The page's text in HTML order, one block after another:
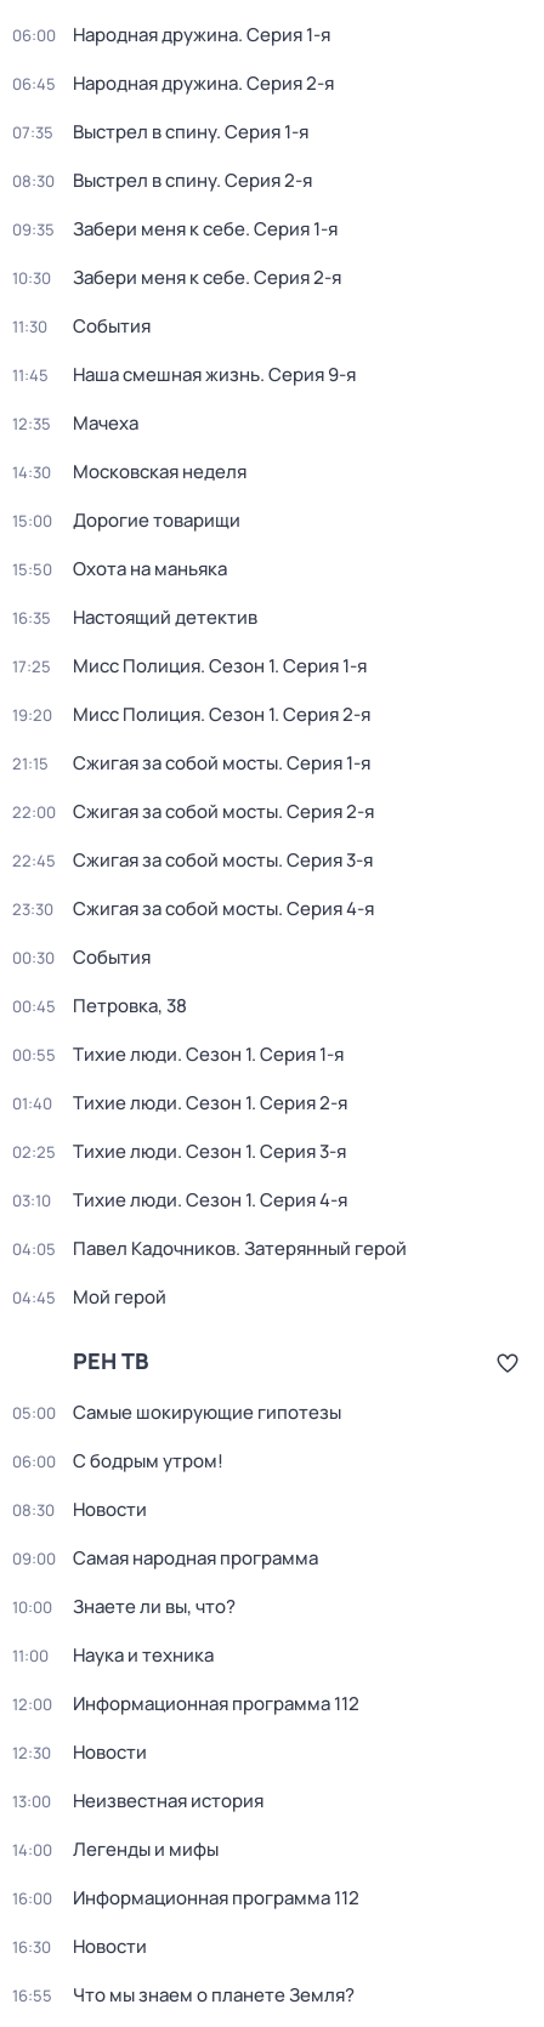
06:00 Народная дружина. Серия 1-я
06:45 Народная дружина. Серия 2-я
07:35 Выстрел в спину. Серия 1-я
08:30 Выстрел в спину. Серия 2-я
09:35 Забери меня к себе. Серия 1-я
10:30 Забери меня к себе. Серия 2-я
11:30 События
11:45 Наша смешная жизнь. Серия 9-я
12:35 Мачеха
14:30 Московская неделя
15:00 Дорогие товарищи
15:50 Охота на маньяка
16:35 Настоящий детектив
17:25 Мисс Полиция. Сезон 1. Серия 1-я
19:20 Мисс Полиция. Сезон 1. Серия 2-я
21:15 Сжигая за собой мосты. Серия 1-я
22:00 Сжигая за собой мосты. Серия 2-я
22:45 Сжигая за собой мосты. Серия 3-я
23:30 Сжигая за собой мосты. Серия 4-я
00:30 События
00:45 Петровка, 38
00:55 Тихие люди. Сезон 1. Серия 1-я
01:40 Тихие люди. Сезон 1. Серия 2-я
02:25 Тихие люди. Сезон 1. Серия 3-я
03:10 Тихие люди. Сезон 1. Серия 4-я
04:05 Павел Кадочников. Затерянный герой
04:45 Мой герой
РЕН ТВ
05:00 Самые шoкиpующие гипотезы
06:00 С бодрым утром!
08:30 Новости
09:00 Самая народная программа
10:00 Знаете ли вы, что?
11:00 Наука и техника
12:00 Информационная программа 112
12:30 Новости
13:00 Неизвестная история
14:00 Легенды и мифы
16:00 Информационная программа 112
16:30 Новости
16:55 Что мы знаем о планете Земля?